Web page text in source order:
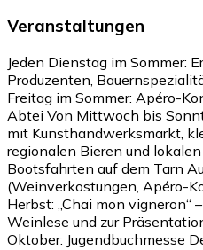
Veranstaltungen
Jeden Dienstag im Sommer:
Produzenten,
Freitag im Sommer: Apéro-
Abtei Von Mittwoch bis
mit Kunsthandwerksmarkt,
regionalen Bieren und
Bootsfahrten auf dem Tarn
(Weinverkostungen, Apéro-
Herbst: „Chai mon vigneron“
Weinlese und zur
Oktober: Jugendbuchmesse